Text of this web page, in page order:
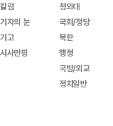
칼럼
기자의 눈
기고
시사만평
청와대
국회/정당
북한
행정
국방/외교
정치일반